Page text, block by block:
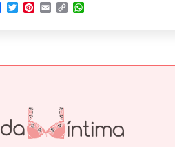
Facebook
TwitterPinterest
EmailCopyWhatsApp